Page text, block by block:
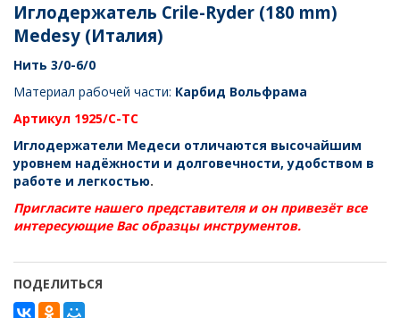
Иглодержатель Crile-Ryder (180 mm)
Medesy (Италия)
Нить 3/0-6/0
Материал рабочей части: Карбид Вольфрама
Артикул 1925/С-ТС
Иглодержатели Медеси отличаются высочайшим
уровнем надёжности и долговечности, удобством в
работе и легкостью.
Пригласите нашего представителя и он привезёт все
интересующие Вас образцы инструментов.
ПОДЕЛИТЬСЯ